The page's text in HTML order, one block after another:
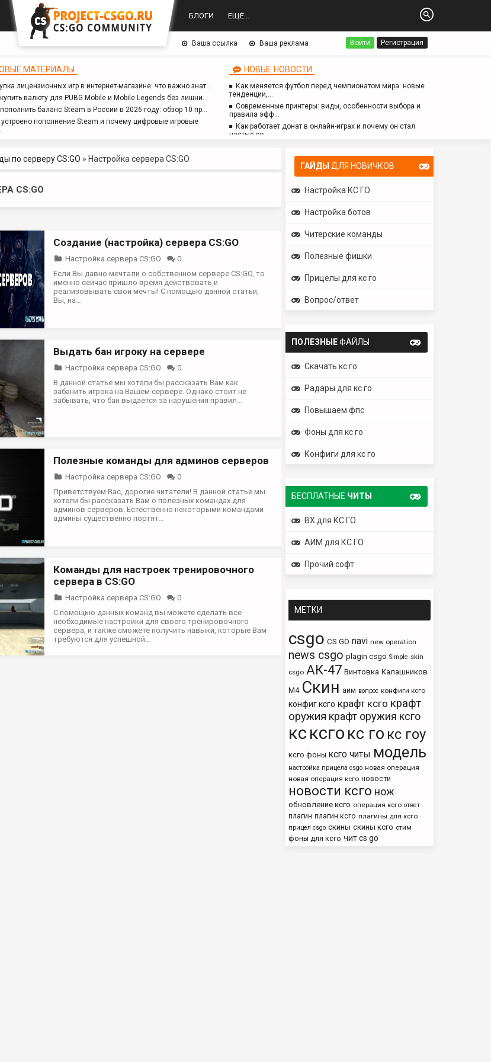
БЛОГИ ЕЩЁ…
Ваша ссылка Ваша реклама Войти Регистрация
МАТЕРИАЛЫ
лицензионных игр в интернет-магазине: что важно знат…
купить валюту для PUBG Mobile и Mobile Legends без лишни…
пополнить баланс Steam в России в 2026 году: обзор 10 пр…
устроено пополнение Steam и почему цифровые игровые
НОВЫЕ НОВОСТИ
Как меняется футбол перед чемпионатом мира: новые
тенденции,…
Современные принтеры: виды, особенности выбора и
правила эфф…
Как работает донат в онлайн-играх и почему он стал
частью со…
ГАЙДЫ ДЛЯ НОВИЧКОВ
Настройка КС ГО
Настройка ботов
Читерские команды
Полезные фишки
Прицелы для кс го
Вопрос/ответ
ПОЛЕЗНЫЕФАЙЛЫ
Скачать кс го
Радары для кс го
Повышаем фпс
Фоны для кс го
Конфиги для кс го
БЕСПЛАТНЫЕ ЧИТЫ
ВХ для КС ГО
АИМ для КС ГО
Прочий софт
МЕТКИ
csgo CS GO navi new operation
news csgo plagin csgo Simple skin
csgo АК-47 Винтовка Калашников
М4 Скин аим вопрос конфиги ксго
конфиг ксго крафт ксго крафт
оружия крафт оружия ксго
кс ксго кс го кс гоу
ксго фоны ксго читы модель
настройка прицела csgo новая операция
новая операция ксго новости
новости ксго нож
обновление ксго операция ксго ответ
плагин плагин ксго плагины для ксго
прицел csgo скины скины ксго стим
фоны для ксго чит cs go
по серверу CS:GO » Настройка сервера CS:GO
CS:GO
Создание (настройка) сервера CS:GO
Настройка сервера CS:GO
0
Если Вы давно мечтали о собственном сервере CS:GO, то
именно сейчас пришло время действовать и
реализовывать свои мечты! С помощью данной статьи,
Вы, на…
Выдать бан игроку на сервере
Настройка сервера CS:GO
0
В данной статье мы хотели бы рассказать Вам как
забанить игрока на Вашем сервере. Однако стоит не
забывать, что бан выдаётся за нарушения правил…
Полезные команды для админов серверов
Настройка сервера CS:GO
0
Приветствуем Вас, дорогие читатели! В данной статье мы
хотели бы рассказать Вам о полезных командах для
админов серверов. Естественно некоторыми командами
админы существенно портят…
Команды для настроек тренировочного
сервера в CS:GO
Настройка сервера CS:GO
0
С помощью данных команд вы можете сделать все
необходимые настройки для своего тренировочного
сервера, и также сможете получить навыки, которые Вам
требуются для успешной…